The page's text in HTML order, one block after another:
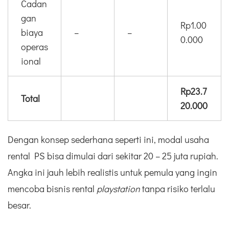
Cadan
gan
biaya
operas
ional
– –
Rp1.00
0.000
Total
Rp23.7
20.000
Dengan konsep sederhana seperti ini, modal usaha
rental PS bisa dimulai dari sekitar 20 – 25 juta rupiah.
Angka ini jauh lebih realistis untuk pemula yang ingin
mencoba bisnis rental playstationtanpa risiko terlalu
besar.